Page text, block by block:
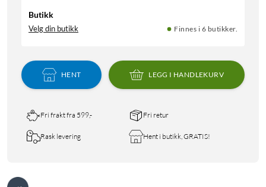
Butikk
Velg din butikk Finnes i 6 butikker.
HENT LEGG I HANDLEKURV
Fri frakt fra 599,- Fri retur
Rask levering Hent i butikk, GRATIS!